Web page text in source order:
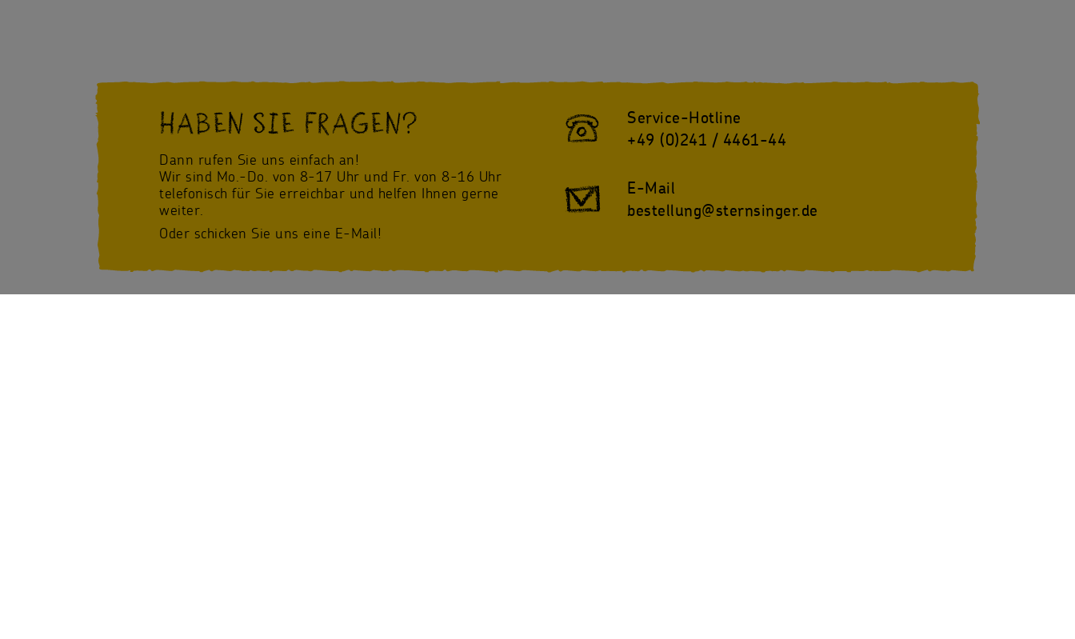
HABEN SIE FRAGEN?
Dann rufen Sie uns einfach an!
Wir sind Mo.-Do. von 8-17 Uhr und Fr. von 8-16 Uhr
telefonisch für Sie erreichbar und helfen Ihnen gerne
weiter.
Oder schicken Sie uns eine E-Mail!
Service-Hotline
+49 (0)241 / 4461-44
E-Mail
bestellung@sternsinger.de